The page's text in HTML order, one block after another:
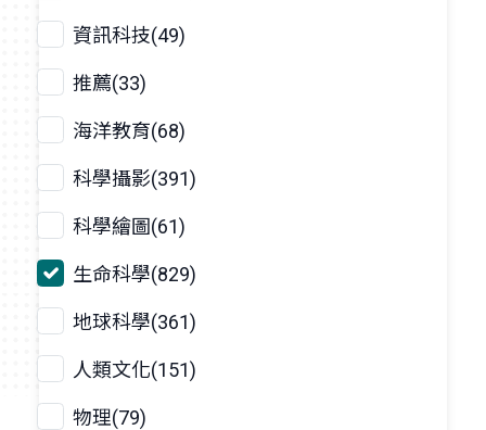
資訊科技(49)
推薦(33)
海洋教育(68)
科學攝影(391)
科學繪圖(61)
生命科學(829)
地球科學(361)
人類文化(151)
物理(79)